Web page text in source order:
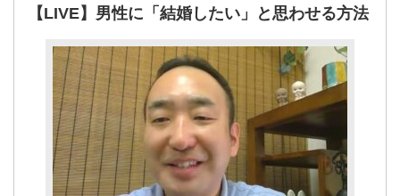
【LIVE】男性に「結婚したい」と思わせる方法